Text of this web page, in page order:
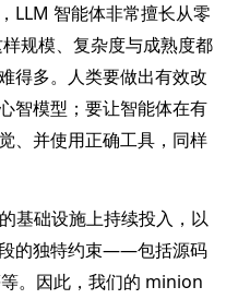
LLM 智能体非常擅长从零
规模、复杂度与成熟度都
得多。人类要做出有效改
智模型；要让智能体在有
、并使用正确工具，同样
基础设施上持续投入，以
的独特约束——包括源码
。因此，我们的 minion